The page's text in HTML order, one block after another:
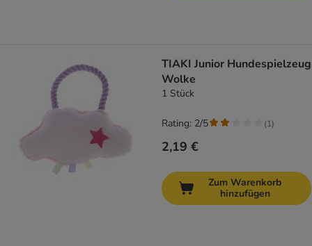
TIAKI Junior Hundespielzeug
Wolke
1 Stück
2,19 €
Rating: 2/5 (1)
Zum Warenkorb
hinzufügen